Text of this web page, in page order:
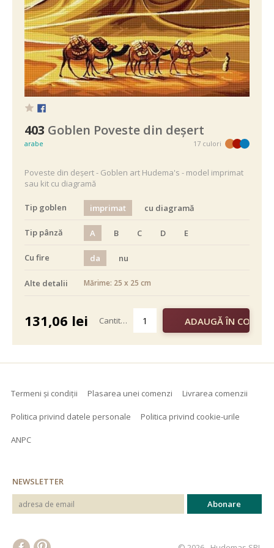
403 Goblen Poveste din deșert
arabe 17 culori
Poveste din deșert - Goblen art Hudema's - model imprimat
sau kit cu diagramă
Tip goblen imprimat cu diagramă
Tip pânză A B C D E
Cu fire da nu
alb negru color
Alte detalii Mărime: 25 x 25 cm
131,06 lei Cantitate
Termeni și condiții Plasarea unei comenzi Livrarea comenzii
Politica privind datele personale Politica privind cookie-urile
ANPC
NEWSLETTER